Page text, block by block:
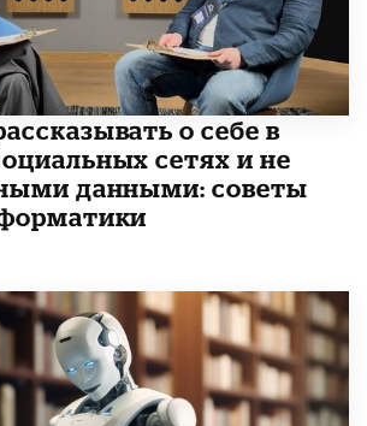
о себе в
сетях и не
данными: советы